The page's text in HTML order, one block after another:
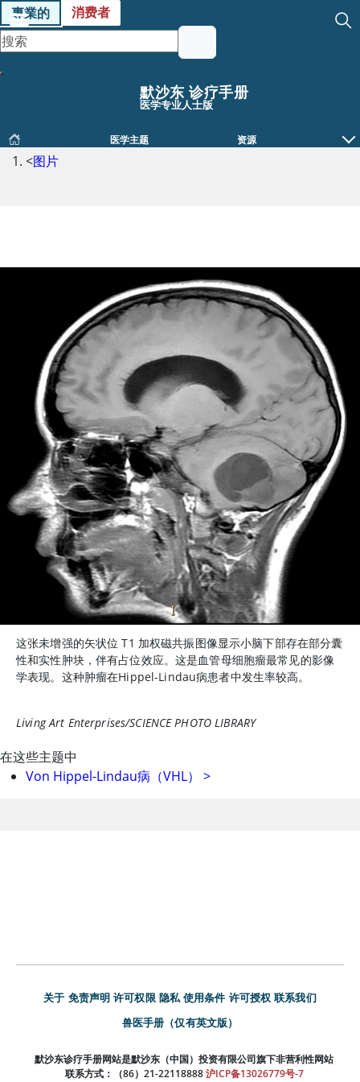
專業的 消费者
默沙东 诊疗手册
医学专业人士版
医学主题 资源
<图片
这张未增强的矢状位 T1 加权磁共振图像显示小脑下部存在部分囊
性和实性肿块，伴有占位效应。这是血管母细胞瘤最常见的影像
学表现。这种肿瘤在Hippel-Lindau病患者中发生率较高。
Living Art Enterprises/SCIENCE PHOTO LIBRARY
在这些主题中
Von Hippel-Lindau病（VHL）
>
关于 免责声明 许可权限 隐私 使用条件 许可授权 联系我们
兽医手册（仅有英文版）
默沙东诊疗手册网站是默沙东（中国）投资有限公司旗下非营利性网站
联系方式：（86）21-22118888 沪ICP备13026779号-7